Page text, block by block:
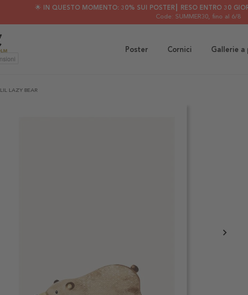
🌟 IN QUESTO MOMENTO: 30% SUI POSTER┃ RESO ENTRO 30
Code: SUMMER30, fino al 6/8
Poster Cornici Gallerie a
LIL LAZY BEAR